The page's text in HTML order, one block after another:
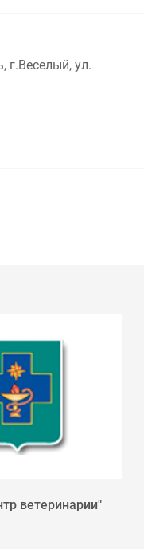
г.Веселый, ул.
ветеринарии"